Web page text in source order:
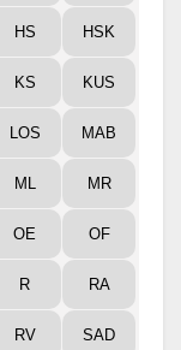
HS HSK
KS KUS
LOS MAB
ML MR
OE OF
R RA
RV SAD